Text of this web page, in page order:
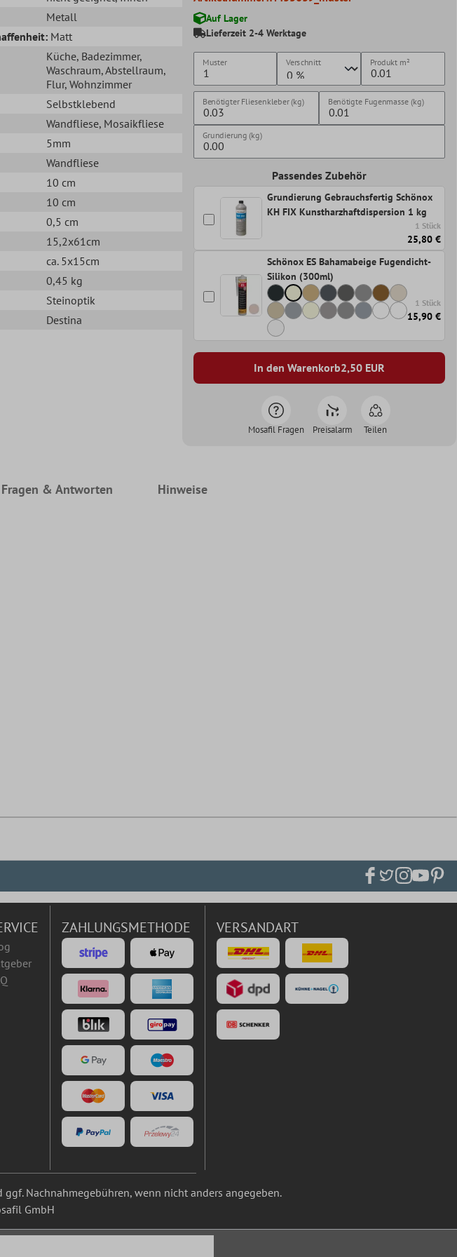
Metall
Matt
Küche, Badezimmer,
Waschraum, Abstellraum,
Flur, Wohnzimmer
Selbstklebend
Wandfliese, Mosaikfliese
5mm
Wandfliese
10 cm
10 cm
0,5 cm
15,2x61cm
ca. 5x15cm
0,45 kg
Steinoptik
Destina
Auf Lager
Lieferzeit 2-4 Werktage
Muster Verschnitt Produkt m²
Benötigter Fliesenkleber (kg) Benötigte Fugenmasse (kg)
Grundierung (kg)
Passendes Zubehör
Grundierung Gebrauchsfertig Schönox
KH FIX Kunstharzhaftdispersion 1 kg
1 Stück
25,80 €
Schönox ES Bahamabeige Fugendicht-
Silikon (300ml)
1 Stück
15,90 €
In den Warenkorb2,50EUR
Mosafil Fragen Preisalarm Teilen
Fragen & Antworten Hinweise
ZAHLUNGSMETHODE VERSANDART
ggf. Nachnahmegebühren, wenn nicht anders angegeben.
GmbH